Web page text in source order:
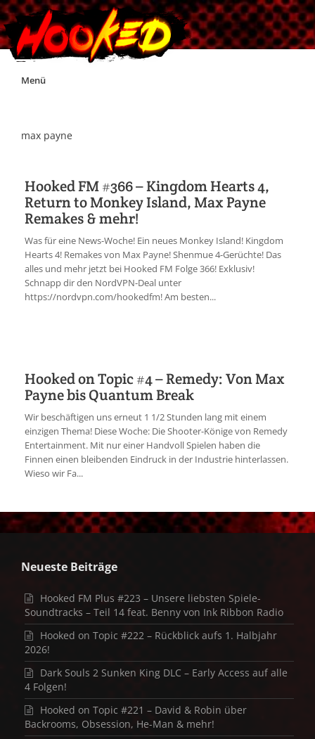
Skip
Menü
Impressum
Jobs
Discord
max payne
Hooked FM #366 – Kingdom Hearts 4,
Return to Monkey Island, Max Payne
Remakes & mehr!
Was für eine News-Woche! Ein neues Monkey Island! Kingdom
Hearts 4! Remakes von Max Payne! Shenmue 4-Gerüchte! Das
alles und mehr jetzt bei Hooked FM Folge 366! Exklusiv!
Schnapp dir den NordVPN-Deal unter
https://nordvpn.com/hookedfm! Am besten...
Hooked on Topic #4 – Remedy: Von Max
Payne bis Quantum Break
Wir beschäftigen uns erneut 1 1/2 Stunden lang mit einem
einzigen Thema! Diese Woche: Die Shooter-Könige von Remedy
Entertainment. Mit nur einer Handvoll Spielen haben die
Finnen einen bleibenden Eindruck in der Industrie hinterlassen.
Wieso wir Fa...
Neueste Beiträge
Hooked FM Plus #223 – Unsere liebsten Spiele-
Soundtracks – Teil 14 feat. Benny von Ink Ribbon Radio
Hooked on Topic #222 – Rückblick aufs 1. Halbjahr
2026!
Dark Souls 2 Sunken King DLC – Early Access auf alle
4 Folgen!
Hooked on Topic #221 – David & Robin über
Backrooms, Obsession, He-Man & mehr!